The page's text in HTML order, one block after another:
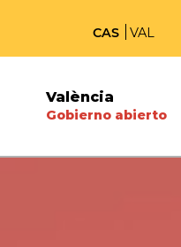
CAS VAL
València
Gobierno abierto